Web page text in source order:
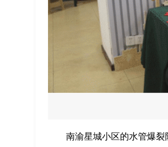
南渝星城小区的水管爆